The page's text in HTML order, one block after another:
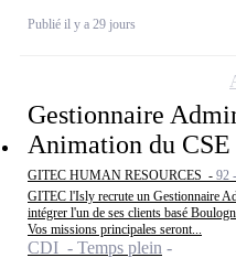
Publié il y a 29 jours
Gestionnaire
Animation du
GITEC HUMAN RESOURCES - 92
GITEC l'Isly recrute un Gestionnaire
intégrer l'un de ses clients basé
Vos missions principales seront...
CDI - Temps plein